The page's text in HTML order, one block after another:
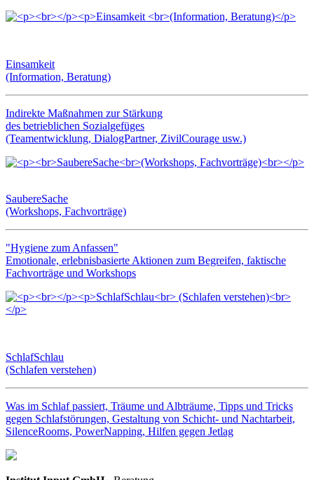
Einsamkeit
(Information, Beratung)
Indirekte Maßnahmen zur Stärkung
des betrieblichen Sozialgefüges
(Teamentwicklung, DialogPartner, ZivilCourage usw.)
SaubereSache
(Workshops, Fachvorträge)
"Hygiene zum Anfassen"
Emotionale, erlebnisbasierte Aktionen zum Begreifen, faktische
Fachvorträge und Workshops
SchlafSchlau
(Schlafen verstehen)
Was im Schlaf passiert, Träume und Albträume, Tipps und Tricks
gegen Schlafstörungen, Gestaltung von Schicht- und Nachtarbeit,
SilenceRooms, PowerNapping, Hilfen gegen Jetlag